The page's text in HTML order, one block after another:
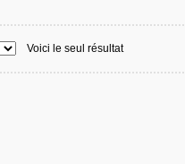
Voici le seul résultat